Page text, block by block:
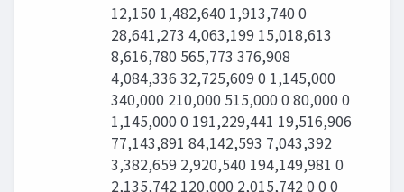
12,150 1,482,640 1,913,740 0
28,641,273 4,063,199 15,018,613
8,616,780 565,773 376,908
4,084,336 32,725,609 0 1,145,000
340,000 210,000 515,000 0 80,000 0
1,145,000 0 191,229,441 19,516,906
77,143,891 84,142,593 7,043,392
3,382,659 2,920,540 194,149,981 0
2,135,742 120,000 2,015,742 0 0 0